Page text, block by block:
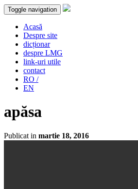
Toggle navigation
Acasă
Despre site
dicționar
despre LMG
link-uri utile
contact
RO /
EN
apăsa
Publicat in martie 18, 2016